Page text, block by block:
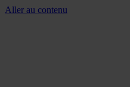
Aller au contenu